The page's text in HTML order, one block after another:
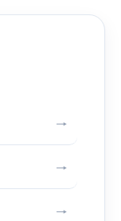
→
→
→